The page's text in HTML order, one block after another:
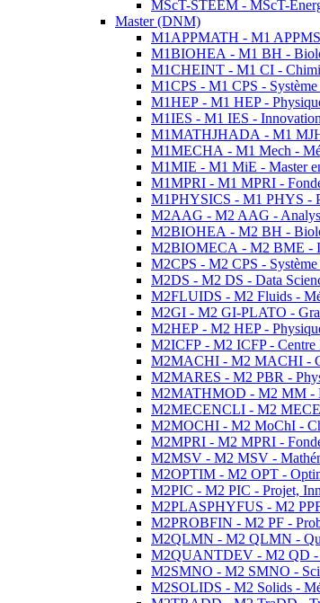
MScT-STEEM - MScT-
Master (DNM)
M1APPMATH - M1 APPMS
M1BIOHEA - M1 BH -
M1CHEINT - M1 CI -
M1CPS - M1 CPS -
M1HEP - M1 HEP -
M1IES - M1 IES -
M1MATHJHADA - M1 MJH
M1MECHA - M1 Mech -
M1MIE - M1 MiE - Master
M1MPRI - M1 MPRI -
M1PHYSICS - M1 PHYS -
M2AAG - M2 AAG -
M2BIOHEA - M2 BH -
M2BIOMECA - M2 BME -
M2CPS - M2 CPS -
M2DS - M2 DS - Data
M2FLUIDS - M2 Fluids -
M2GI - M2 GI-PLATO -
M2HEP - M2 HEP -
M2ICFP - M2 ICFP - Centre
M2MACHI - M2 MACHI -
M2MARES - M2 PBR -
M2MATHMOD - M2 MM -
M2MECENCLI - M2
M2MOCHI - M2 MoChI -
M2MPRI - M2 MPRI -
M2MSV - M2 MSV -
M2OPTIM - M2 OPT -
M2PIC - M2 PIC - Projet,
M2PLASPHYFUS - M2 PPF
M2PROBFIN - M2 PF -
M2QLMN - M2 QLMN -
M2QUANTDEV - M2 QD -
M2SMNO - M2 SMNO -
M2SOLIDS - M2 Solids -